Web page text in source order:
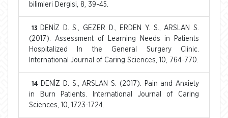
bilimleri Dergisi, 8, 39-45.
13
DENİZ D. S., GEZER D., ERDEN Y. S., ARSLAN S.
(2017). Assessment of Learning Needs in Patients
Hospitalized In the General Surgery Clinic.
International Journal of Caring Sciences, 10, 764-770.
14
DENİZ D. S., ARSLAN S. (2017). Pain and Anxiety
in Burn Patients. International Journal of Caring
Sciences, 10, 1723-1724.